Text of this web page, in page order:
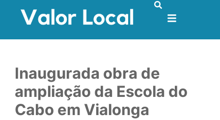
Inaugurada obra de
ampliação da Escola do
Cabo em Vialonga